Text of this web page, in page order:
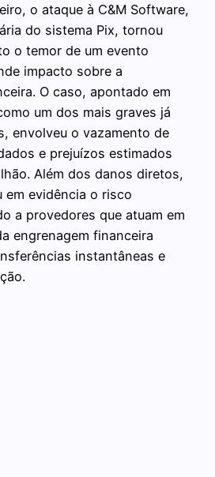
o ataque à C&M Software,
do sistema Pix, tornou
o temor de um evento
impacto sobre a
O caso, apontado em
um dos mais graves já
envolveu o vazamento de
e prejuízos estimados
Além dos danos diretos,
evidência o risco
a provedores que atuam em
engrenagem financeira
instantâneas e